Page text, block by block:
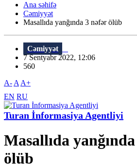
Ana səhifə
Cəmiyyət
Masallıda yanğında 3 nəfər ölüb
Cəmiyyət
7 Sentyabr 2022, 12:06
560
A- A A+
EN RU
Turan İnformasiya Agentliyi
Masallıda
ölüb